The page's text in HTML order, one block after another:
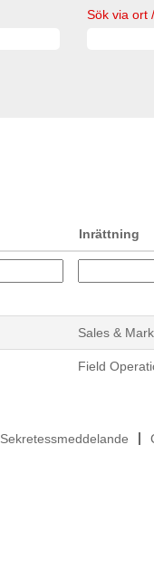
Sök via ort
Inrättning
Sales &
Field
Sekretessmeddelande